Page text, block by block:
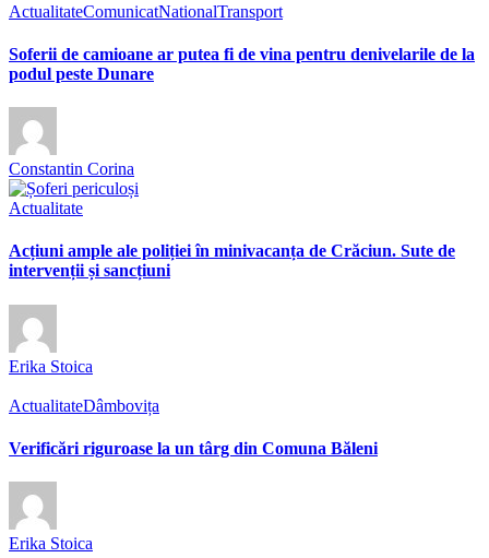
ActualitateComunicatNationalTransport
Soferii de camioane ar putea fi de vina pentru denivelarile de la
podul peste Dunare
Constantin Corina
Actualitate
Acțiuni ample ale poliției în minivacanța de Crăciun. Sute de
intervenții și sancțiuni
Erika Stoica
ActualitateDâmbovița
Verificări riguroase la un târg din Comuna Băleni
Erika Stoica